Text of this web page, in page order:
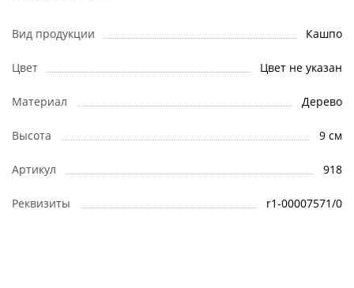
Вид продукции Кашпо
Цвет Цвет не указан
Материал Дерево
Высота 9 см
Артикул 918
Реквизиты r1-00007571/0